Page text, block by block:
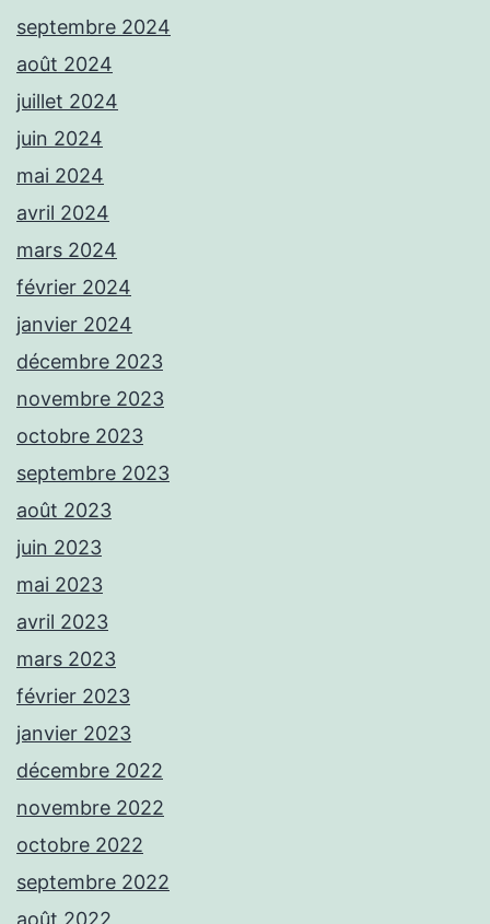
septembre 2024
août 2024
juillet 2024
juin 2024
mai 2024
avril 2024
mars 2024
février 2024
janvier 2024
décembre 2023
novembre 2023
octobre 2023
septembre 2023
août 2023
juin 2023
mai 2023
avril 2023
mars 2023
février 2023
janvier 2023
décembre 2022
novembre 2022
octobre 2022
septembre 2022
août 2022